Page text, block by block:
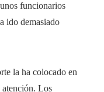
funcionarios
ido demasiado
la ha colocado en
Los